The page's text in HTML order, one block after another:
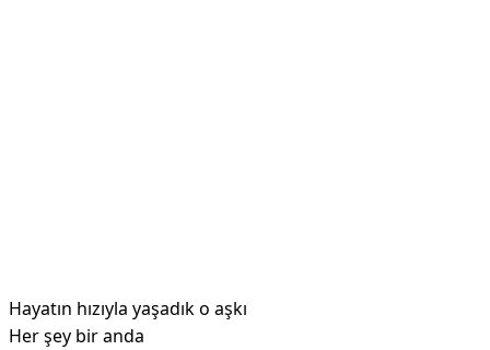
Hayatın hızıyla yaşadık o aşkı
Her şey bir anda